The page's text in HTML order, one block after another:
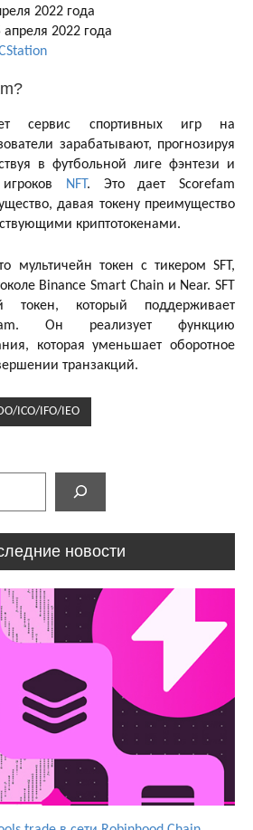
2022 года
апреля 2022 года
сервис спортивных игр на
зарабатывают, прогнозируя
в футбольной лиге фэнтези и
NFT . Это дает Scorefam
давая токену преимущество
криптотокенами.
мультичейн токен с тикером SFT,
Binance Smart Chain и Near. SFT
который поддерживает
Он реализует функцию
которая уменьшает оборотное
транзакций.
ICO/IFO/IEO
новости